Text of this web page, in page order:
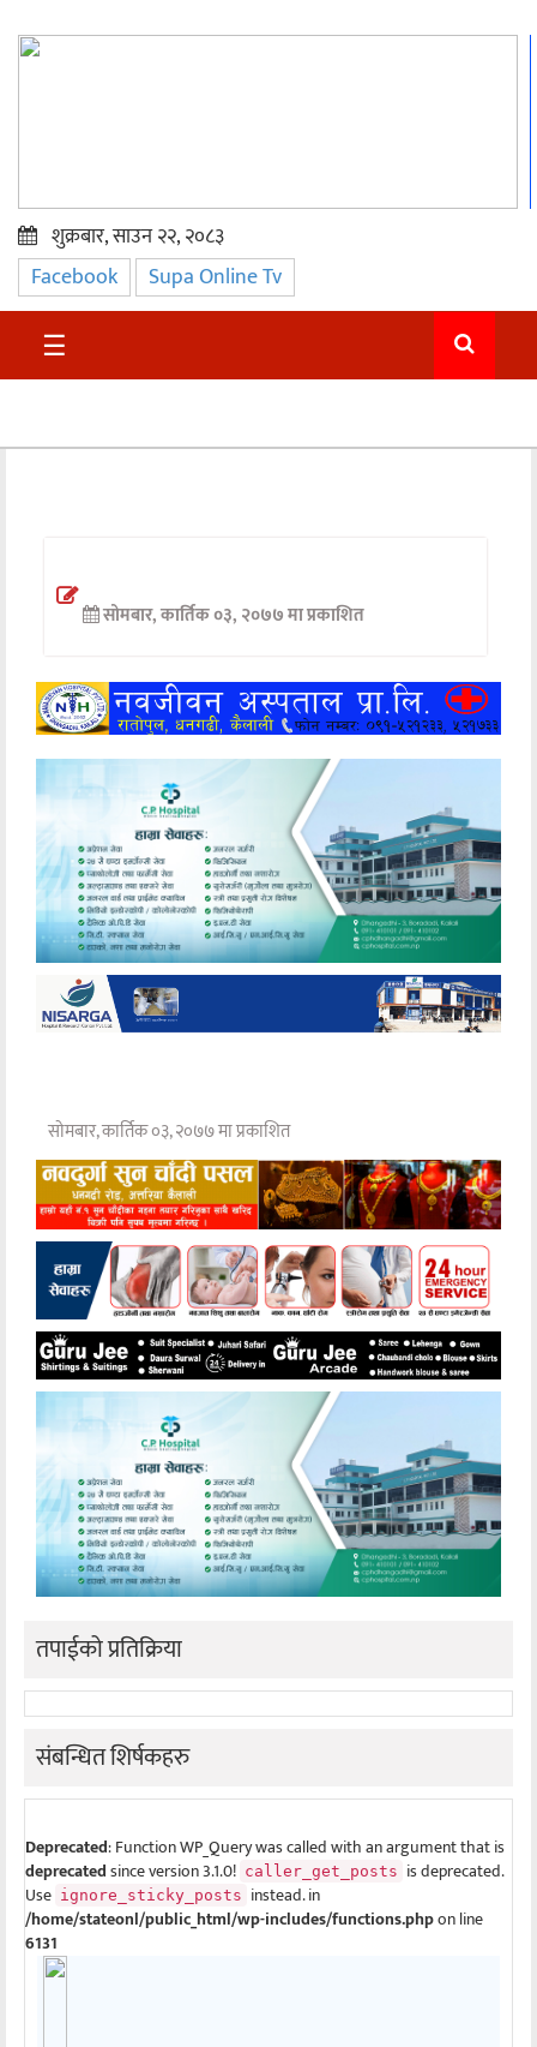
प्रमुख
समाचार
सुदुर
अन्तर्वार्ता
खेलकुद
मनोरञ्जन
अन्य
शुक्रबार, साउन २२, २०८३
Facebook Supa Online Tv
☰
सोमबार, कार्तिक ०३, २०७७ मा प्रकाशित
सोमबार, कार्तिक ०३, २०७७ मा प्रकाशित
तपाईको प्रतिक्रिया
संबन्धित शिर्षकहरु
Deprecated: Function WP_Query was called with an argument that is
deprecatedsince version 3.1.0! caller_get_posts is deprecated.
Use ignore_sticky_posts instead. in
/home/stateonl/public_html/wp-includes/functions.phpon line
6131